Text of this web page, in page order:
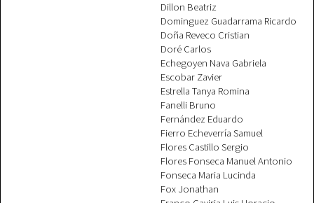
Dillon Beatriz
Dominguez Guadarrama Ricardo
Doña Reveco Cristian
Doré Carlos
Echegoyen Nava Gabriela
Escobar Zavier
Estrella Tanya Romina
Fanelli Bruno
Fernández Eduardo
Fierro Echeverría Samuel
Flores Castillo Sergio
Flores Fonseca Manuel Antonio
Fonseca Maria Lucinda
Fox Jonathan